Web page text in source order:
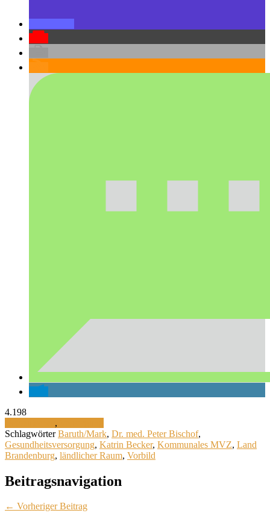
4.198
,
SchlagwörterBaruth/Mark, Dr. med. Peter Bischof,
Gesundheitsversorgung, Katrin Becker, Kommunales MVZ, Land
Brandenburg, ländlicher Raum, Vorbild
Beitragsnavigation
← Vorheriger Beitrag